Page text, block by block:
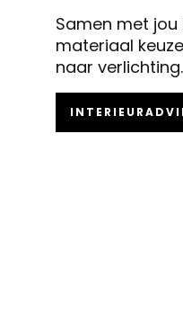
Samen met
materiaal
naar verlichting.